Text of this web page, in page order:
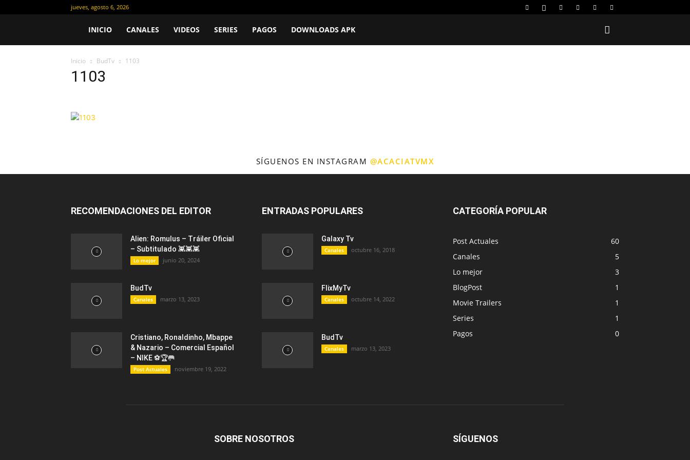
jueves, agosto 6, 2026
AcaciaTv
INICIO CANALES VIDEOS SERIES PAGOS DOWNLOADS APK
Inicio BudTv 1103
1103
SÍGUENOS EN INSTAGRAM @ACACIATVMX
RECOMENDACIONES DEL EDITOR
Alien: Romulus – Tráiler Oficial
– Subtitulado 👾👾👾
Lo mejor junio 20, 2024
BudTv
Canales marzo 13, 2023
Cristiano, Ronaldinho, Mbappe
& Nazario – Comercial Español
– NIKE ⚽🏆🥅
Post Actuales noviembre 19, 2022
ENTRADAS POPULARES
Galaxy Tv
Canales octubre 16, 2018
FlixMyTv
Canales octubre 14, 2022
BudTv
Canales marzo 13, 2023
CATEGORÍA POPULAR
Post Actuales
60
Canales
5
Lo mejor
3
BlogPost
1
Movie Trailers
1
Series
1
Pagos
0
SOBRE NOSOTROS SÍGUENOS